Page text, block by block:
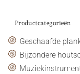
Productcategorieën
Geschaafde
Bijzondere